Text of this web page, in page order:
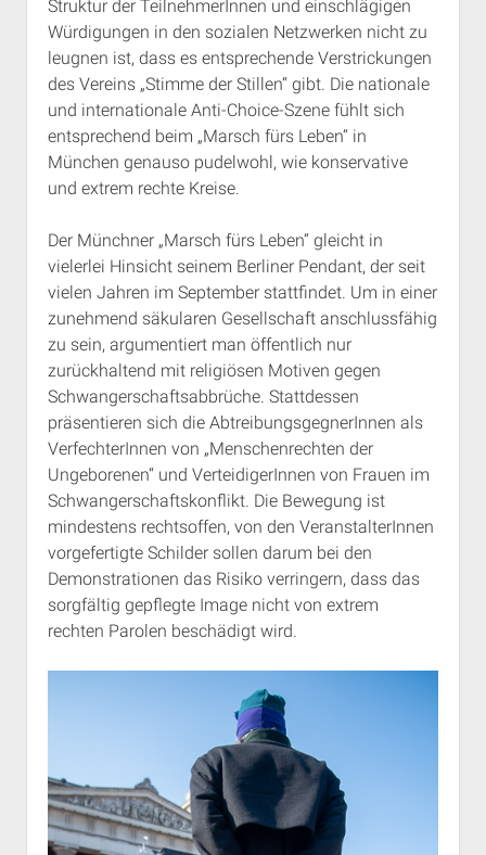
Struktur der TeilnehmerInnen und einschlägigen
Würdigungen in den sozialen Netzwerken nicht zu
leugnen ist, dass es entsprechende Verstrickungen
des Vereins „Stimme der Stillen“ gibt. Die nationale
und internationale Anti-Choice-Szene fühlt sich
entsprechend beim „Marsch fürs Leben“ in
München genauso pudelwohl, wie konservative
und extrem rechte Kreise.
Der Münchner „Marsch fürs Leben“ gleicht in
vielerlei Hinsicht seinem Berliner Pendant, der seit
vielen Jahren im September stattfindet. Um in einer
zunehmend säkularen Gesellschaft anschlussfähig
zu sein, argumentiert man öffentlich nur
zurückhaltend mit religiösen Motiven gegen
Schwangerschaftsabbrüche. Stattdessen
präsentieren sich die AbtreibungsgegnerInnen als
VerfechterInnen von „Menschenrechten der
Ungeborenen“ und VerteidigerInnen von Frauen im
Schwangerschaftskonflikt. Die Bewegung ist
mindestens rechtsoffen, von den VeranstalterInnen
vorgefertigte Schilder sollen darum bei den
Demonstrationen das Risiko verringern, dass das
sorgfältig gepflegte Image nicht von extrem
rechten Parolen beschädigt wird.